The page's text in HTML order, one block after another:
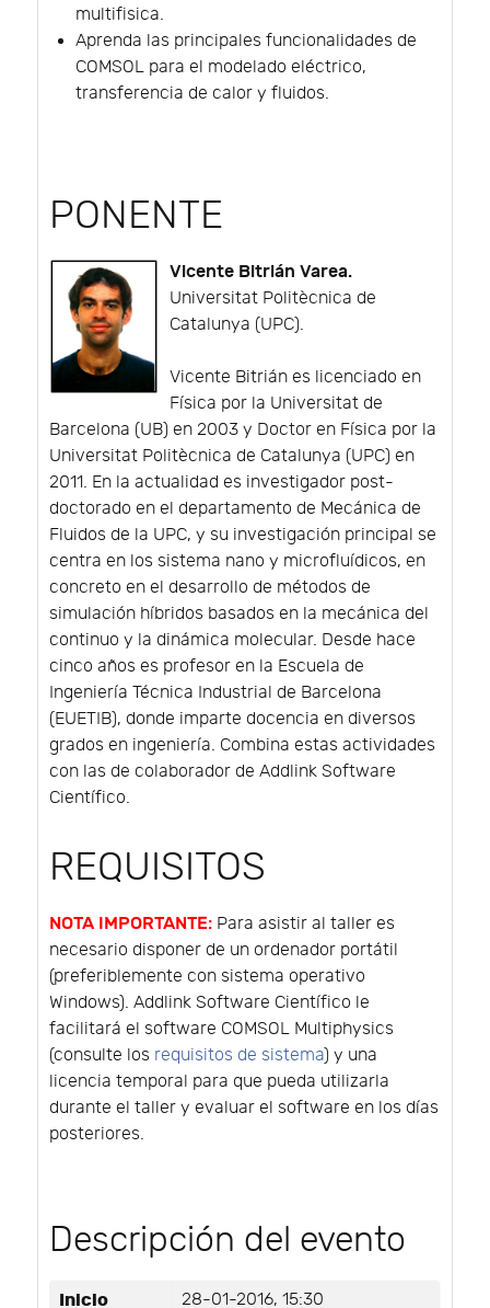
multifisica.
Aprenda las principales funcionalidades de
COMSOL para el modelado eléctrico,
transferencia de calor y fluidos.
PONENTE
Vicente Bitrián Varea.
Universitat Politècnica de
Catalunya (UPC).
Vicente Bitrián es licenciado en
Física por la Universitat de
Barcelona (UB) en 2003 y Doctor en Física por la
Universitat Politècnica de Catalunya (UPC) en
2011. En la actualidad es investigador post-
doctorado en el departamento de Mecánica de
Fluidos de la UPC, y su investigación principal se
centra en los sistema nano y microfluídicos, en
concreto en el desarrollo de métodos de
simulación híbridos basados en la mecánica del
continuo y la dinámica molecular. Desde hace
cinco años es profesor en la Escuela de
Ingeniería Técnica Industrial de Barcelona
(EUETIB), donde imparte docencia en diversos
grados en ingeniería. Combina estas actividades
con las de colaborador de Addlink Software
Científico.
REQUISITOS
NOTA IMPORTANTE: Para asistir al taller es
necesario disponer de un ordenador portátil
(preferiblemente con sistema operativo
Windows). Addlink Software Científico le
facilitará el software COMSOL Multiphysics
(consulte los requisitos de sistema) y una
licencia temporal para que pueda utilizarla
durante el taller y evaluar el software en los días
posteriores.
Descripción del evento
Inicio 28-01-2016, 15:30